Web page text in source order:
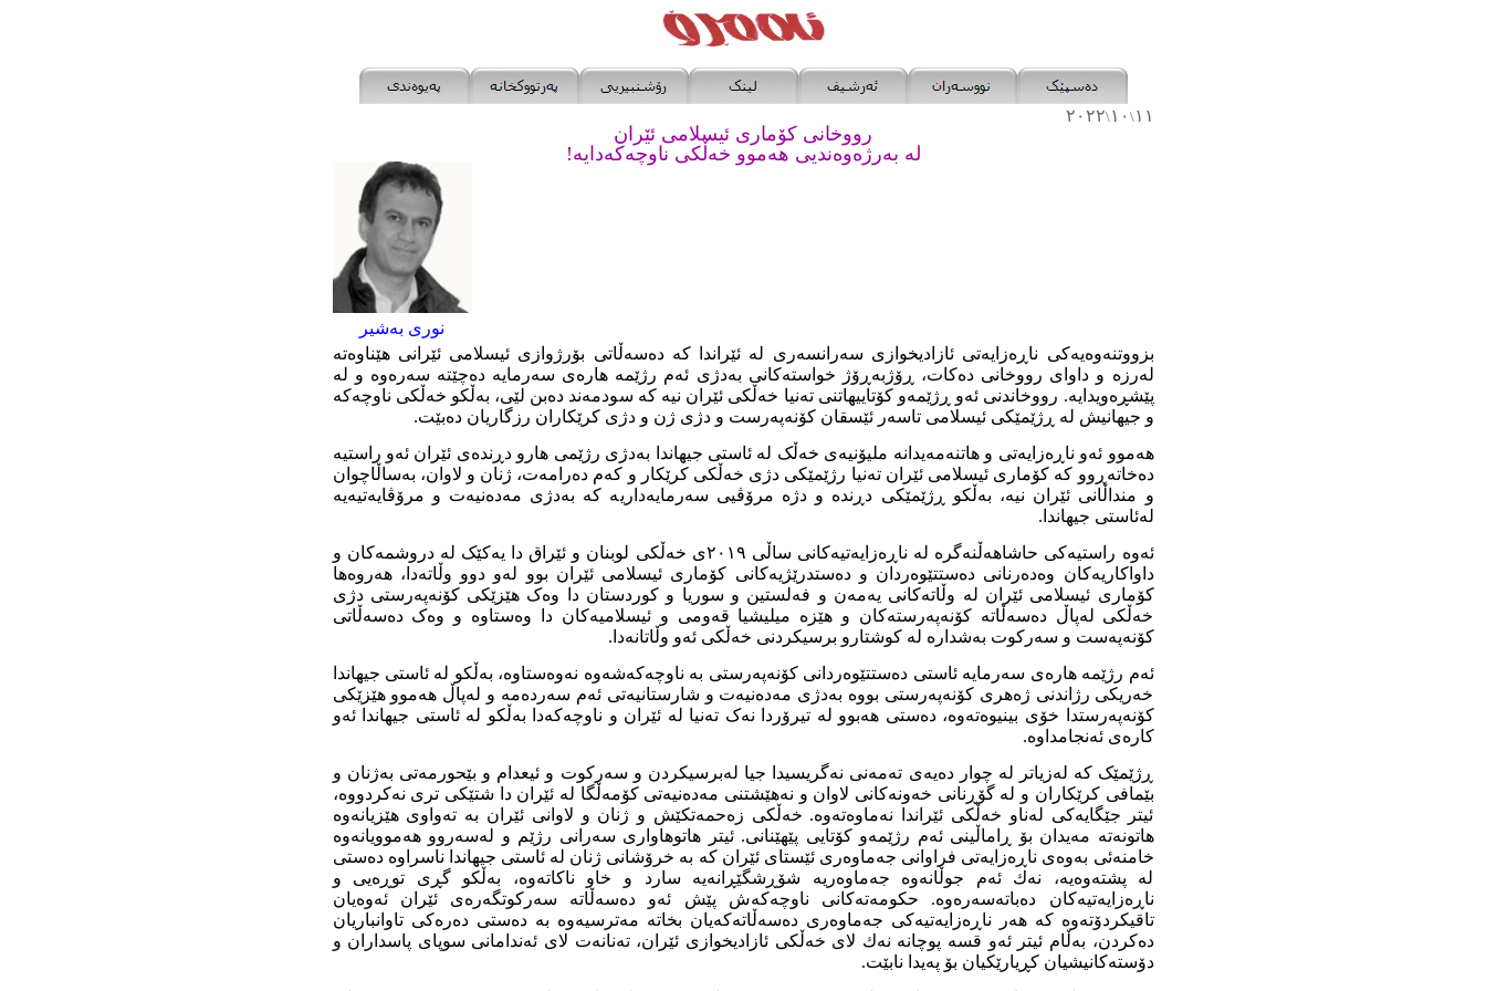
١١\ ١٠\٢٠٢٢
رووخانی کۆماری ئیسلامی ئێران
لە بەرژەوەندیی هەموو خەڵکی ناوچەکەدایە!
نوری بەشیر
بزووتنەوەیەکی ناڕەزایەتی ئازادیخوازی سەرانسەری لە ئێراندا کە دەسەڵاتی بۆرژوازی ئیسلامی ئێرانی هێناوەتە
لەرزە و داوای رووخانی دەکات، ڕۆژبەڕۆژ خواستەکانی بەدژی ئەم رژێمە هارەی سەرمایە دەچێتە سەرەوە و لە
پێشڕەویدایە. رووخاندنی ئەو ڕژێمەو کۆتاییهاتنی تەنیا خەڵکی ئێران نیە کە سودمەند دەبن لێی، بەڵکو خەڵکی ناوچەکە
و جیهانیش لە ڕژێمێکی ئیسلامی تاسەر ئێسقان کۆنەپەرست و دژی ژن و دژی کرێکاران رزگاریان دەبێت.
هەموو ئەو ناڕەزایەتی و هاتنەمەیدانە ملیۆنیەی خەڵک لە ئاستی جیهاندا بەدژی رژێمی هارو دڕندەی ئێران ئەو راستیە
دەخاتەڕوو کە کۆماری ئیسلامی ئێران تەنیا رژێمێکی دژی خەڵکی کرێکار و کەم دەرامەت، ژنان و لاوان، بەساڵاچوان
و منداڵانی ئێران نیە، بەڵکو ڕژێمێکی دڕندە و دژە مرۆڤیی سەرمایەداریە کە بەدژی مەدەنیەت و مرۆڤایەتیەیە
لەئاستی جیهاندا.
ئەوە راستیەکی حاشاهەڵنەگرە لە ناڕەزایەتیەکانی ساڵی ٢٠١٩ی خەڵکی لوبنان و ئێراق دا یەكێک لە دروشمەکان و
داواکاریەکان وەدەرنانی دەستتێوەردان و دەستدرێژیەکانی کۆماری ئیسلامی ئێران بوو لەو دوو وڵاتەدا، هەروەها
کۆماری ئیسلامی ئێران لە وڵاتەکانی یەمەن و فەلستین و سوریا و کوردستان دا وەک هێزێکی کۆنەپەرستی دژی
خەڵکی لەپاڵ دەسەڵاتە کۆنەپەرستەکان و هێزە میلیشیا قەومی و ئیسلامیەکان دا وەستاوە و وەک دەسەڵاتی
کۆنەپەست و سەرکوت بەشدارە لە کوشتارو برسیکردنی خەڵکی ئەو وڵاتانەدا.
ئەم رژێمە هارەی سەرمایە ئاستی دەستتێوەردانی کۆنەپەرستی بە ناوچەکەشەوە نەوەستاوە، بەڵکو لە ئاستی جیهاندا
خەریکی رژاندنی ژەهری کۆنەپەرستی بووە بەدژی مەدەنیەت و شارستانیەتی ئەم سەردەمە و لەپاڵ هەموو هێزێکی
کۆنەپەرستدا خۆی بینیوەتەوە، دەستی هەبوو لە تیرۆردا نەک تەنیا لە ئێران و ناوچەکەدا بەڵکو لە ئاستی جیهاندا ئەو
کارەی ئەنجامداوە.
ڕژێمێک کە لەزیاتر لە چوار دەیەی تەمەنی نەگریسیدا جیا لەبرسیکردن و سەرکوت و ئیعدام و بێحورمەتی بەژنان و
بێمافی کرێکاران و لە گۆڕنانی خەونەکانی لاوان و نەهێشتنی مەدەنیەتی کۆمەڵگا لە ئێران دا شتێکی تری نەکردووە،
ئیتر جێگایەکی لەناو خەڵکی ئێراندا نەماوەتەوە. خەڵکی زەحمەتکێش و ژنان و لاوانی ئێران بە تەواوی هێزیانەوە
هاتونەتە مەیدان بۆ ڕاماڵینی ئەم رژێمەو کۆتایی پێهێنانی. ئیتر هاتوهاواری سەرانی رژێم و لەسەروو هەموویانەوە
خامنەئی بەوەی ناڕەزایەتی فراوانی جەماوەری ئێستای ئێران کە بە خرۆشانی ژنان لە ئاستی جیهاندا ناسراوە دەستی
لە پشتەوەیە، نەك ئەم جوڵانەوە جەماوەریە شۆڕشگێڕانەیە سارد و خاو ناکاتەوە، بەڵکو گڕی توڕەیی و
ناڕەزایەتیەکان دەباتەسەرەوە. حکومەتەکانی ناوچەکەش پێش ئەو دەسەڵاتە سەرکوتگەرەی ئێران ئەوەیان
تاقیکردۆتەوە کە هەر ناڕەزایەتیەکی جەماوەری دەسەڵاتەکەیان بخاتە مەترسیەوە بە دەستی دەرەکی تاوانباریان
دەکردن، بەڵام ئیتر ئەو قسە پوچانە نەك لای خەڵکی ئازادیخوازی ئێران، تەنانەت لای ئەندامانی سوپای پاسداران و
دۆستەکانیشیان کڕیارێکیان بۆ پەیدا نابێت.